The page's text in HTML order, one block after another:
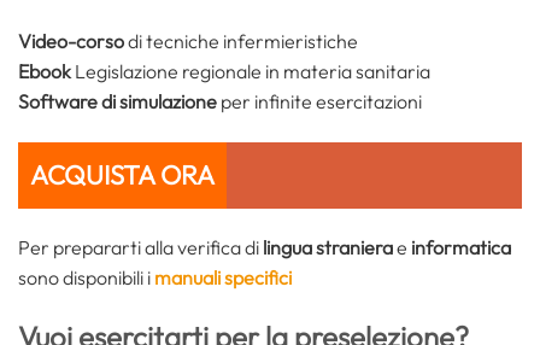
Video-corsodi tecniche infermieristiche
EbookLegislazione regionale in materia sanitaria
Software di simulazione per infinite esercitazioni
ACQUISTA ORA
Per prepararti alla verifica di lingua stranierae informatica
sono disponibili i manuali specifici
Vuoi esercitarti per la preselezione?